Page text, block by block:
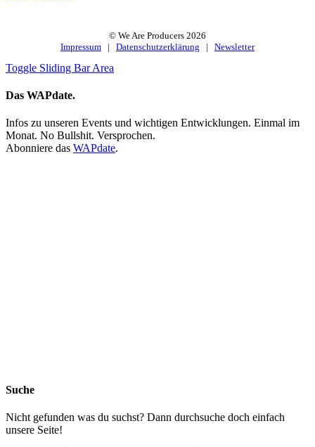
© We Are Producers 2026
Impressum | Datenschutzerklärung | Newsletter
Toggle Sliding Bar Area
Das WAPdate.
Infos zu unseren Events und wichtigen Entwicklungen. Einmal im
Monat. No Bullshit. Versprochen.
Abonniere das WAPdate.
Suche
Nicht gefunden was du suchst? Dann durchsuche doch einfach
unsere Seite!